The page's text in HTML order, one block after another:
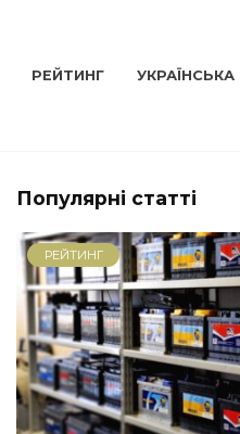
РЕЙТИНГ УКРАЇНСЬКА
Популярні статті
РЕЙТИНГ